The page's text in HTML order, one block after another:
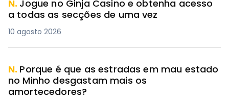
N. Jogue no Ginja Casino e obtenha acesso
a todas as secções de uma vez
10 agosto 2026
N. Porque é que as estradas em mau estado
no Minho desgastam mais os
amortecedores?